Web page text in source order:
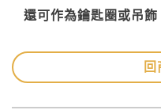
還可作為鑰匙圈或吊飾